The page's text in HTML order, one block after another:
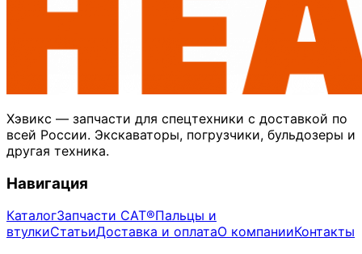
Хэвикс — запчасти для спецтехники с доставкой по
всей России. Экскаваторы, погрузчики, бульдозеры и
другая техника.
Навигация
КаталогЗапчасти CAT®Пальцы и
втулкиСтатьиДоставка и оплатаО компанииКонтакты